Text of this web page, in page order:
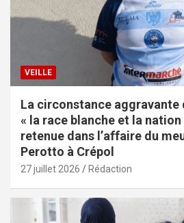
VEILLE
La circonstance
« la race blanche et la
retenue dans l’affaire du
Perotto à Crépol
27 juillet 2026 Rédaction